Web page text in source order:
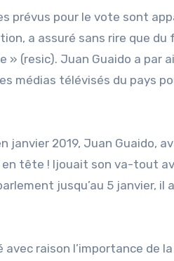
pour le vote sont
a assuré sans rire que
(resic). Juan Guaido a par
médias télévisés du pays
janvier 2019, Juan Guaido,
tête ! Ijouait son va-tout
jusqu’au 5 janvier,
avec raison l’importance de